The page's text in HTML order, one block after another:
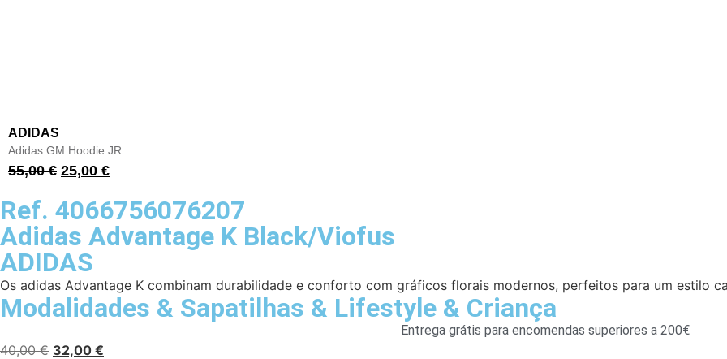
ADIDAS
Adidas GM Hoodie JR
55,00€ 25,00 €
Ref. 4066756076207
Adidas Advantage K Black/Viofus
ADIDAS
Os adidas Advantage K combinam durabilidade e conforto com gráficos florais modernos, perfeitos para um estilo
Modalidades & Sapatilhas & Lifestyle & Criança
Entrega grátis para encomendas superiores a 200€
40,00€ 32,00 €